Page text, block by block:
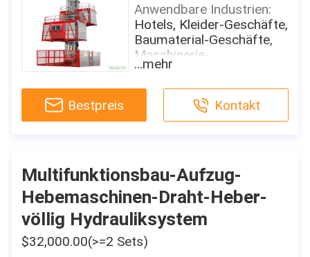
Anwendbare Industrien:
Hotels, Kleider-Geschäfte,
Baumaterial-Geschäfte,
Maschinerie-
Reparaturwerkstätten,
Produktionsanlag
Ausstellungsraum-
Standort:
Bedingung:
Neu
Herkunftsort:
Shandong, China
Markenname:
...mehr
Bestpreis Kontakt
Multifunktionsbau-Aufzug-
Hebemaschinen-Draht-Heber-
völlig Hydrauliksystem
$32,000.00(>=2 Sets)